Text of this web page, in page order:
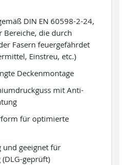
DIN EN 60598-2-24,
Bereiche, die durch
Fasern feuergefährdet
Einstreu, etc.)
Deckenmontage
mit Anti-
für optimierte
geeignet für
geprüft)